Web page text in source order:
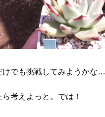
けでも挑戦してみようかな…
考えよっと。では！